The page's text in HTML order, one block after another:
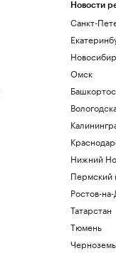
Новости
Санкт-
Омск
Нижний
Пермский
Ростов-
Татарстан
Тюмень